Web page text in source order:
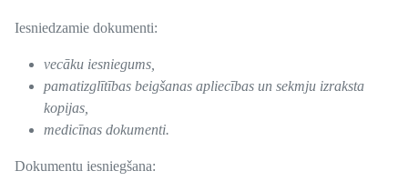
Iesniedzamie dokumenti:
vecāku iesniegums,
pamatizglītības beigšanas apliecības un sekmju izraksta
kopijas,
medicīnas dokumenti.
Dokumentu iesniegšana: